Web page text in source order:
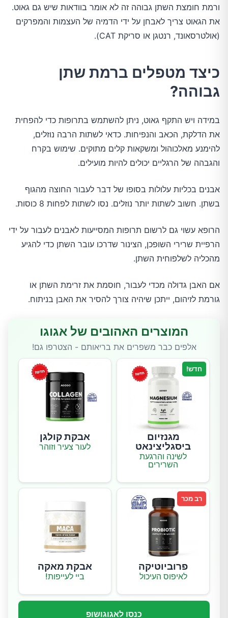
ורמת חומצת השתן גבוהה זה לא אומר בוודאות שיש גם גאוט.
את הגאוט צריך לאבחן על ידי הדמיה של העצמות והמפרקים
(אולטרסאונד, רנטגן או סריקת CAT).
כיצד מטפלים ברמת שתן
גבוהה?
במידה ויש התקף גאוט, ניתן להשתמש בתרופות כדי להפחית
את הדלקת, הכאב והנפיחות. כדאי לשתות הרבה נוזלים,
להימנע מאלכוהול ומשקאות קלים מתוקים. שימוש בקרח
והגבהה של הרגליים יכולים להיות מועילים.
אבנים בכליות עלולות בסופו של דבר לעבור החוצה מהגוף
בשתן. חשוב לשתות יותר נוזלים. נסו לשתות לפחות 8 כוסות.
הרופא עשוי גם לרשום תרופות המסייעות לאבנים לעבור על ידי
הרפיית שרירי השופכן, הצינור שדרכו עובר השתן כדי להגיע
מהכליה לשלפוחית השתן.
אם האבן גדולה מכדי לעבור, חוסמת את זרימת השתן או
גורמת לזיהום, ייתכן שיהיה צורך להסיר את האבן בניתוח.
המוצרים האהובים של אגוגו
אלפים כבר משפרים את בריאותם - הצטרפו גם!
חדש!
מגנזיום
ביסגליצינאט
לשינה והרגעת
השרירים
אבקת קולגן
לעור צעיר וזוהר
רב מכר
פרוביוטיקה
לאיפוס העיכול
אבקת מאקה
ביי לעייפות!
כנסו לאגוגושופ